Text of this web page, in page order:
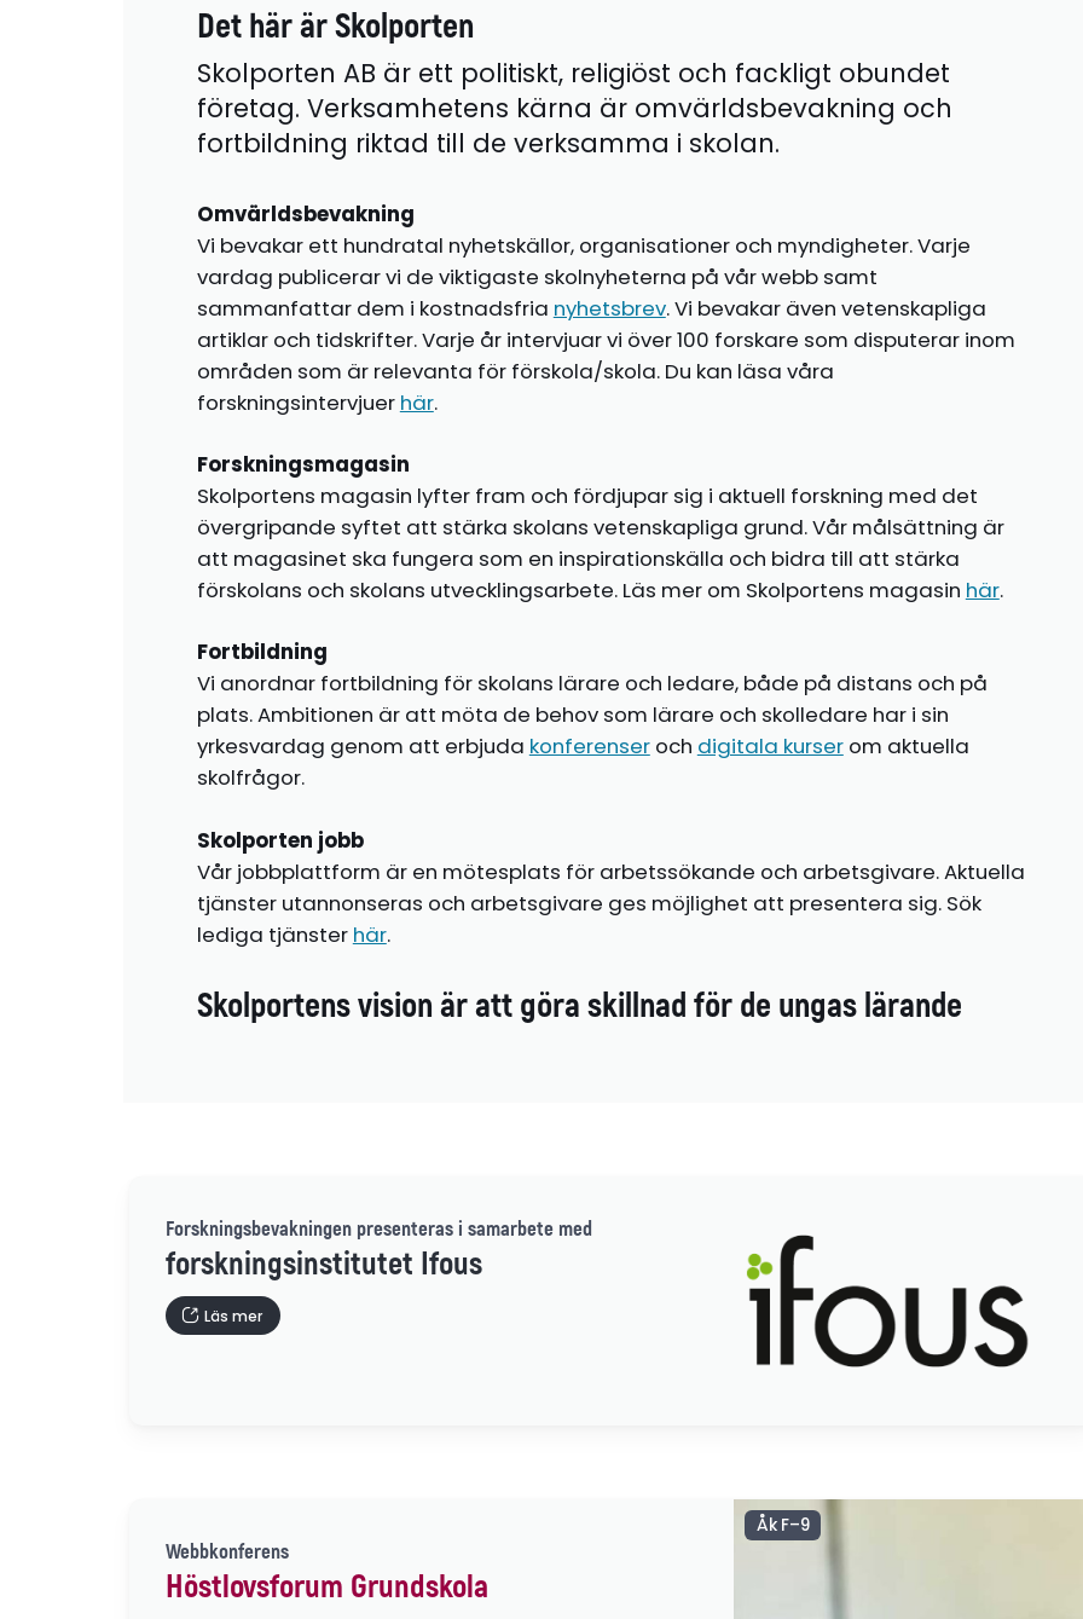
Det här är Skolporten
Skolporten AB är ett politiskt, religiöst och fackligt obundet
företag. Verksamhetens kärna är omvärldsbevakning och
fortbildning riktad till de verksamma i skolan.
Omvärldsbevakning
Vi bevakar ett hundratal nyhetskällor, organisationer och myndigheter. Varje
vardag publicerar vi de viktigaste skolnyheterna på vår webb samt
sammanfattar dem i kostnadsfria nyhetsbrev. Vi bevakar även vetenskapliga
artiklar och tidskrifter. Varje år intervjuar vi över 100 forskare som disputerar inom
områden som är relevanta för förskola/skola. Du kan läsa våra
forskningsintervjuer här.
Forskningsmagasin
Skolportens magasin lyfter fram och fördjupar sig i aktuell forskning med det
övergripande syftet att stärka skolans vetenskapliga grund. Vår målsättning är
att magasinet ska fungera som en inspirationskälla och bidra till att stärka
förskolans och skolans utvecklingsarbete. Läs mer om Skolportens magasin här.
Fortbildning
Vi anordnar fortbildning för skolans lärare och ledare, både på distans och på
plats. Ambitionen är att möta de behov som lärare och skolledare har i sin
yrkesvardag genom att erbjuda konferenseroch digitala kurserom aktuella
skolfrågor.
Skolporten jobb
Vår jobbplattform är en mötesplats för arbetssökande och arbetsgivare. Aktuella
tjänster utannonseras och arbetsgivare ges möjlighet att presentera sig. Sök
lediga tjänster här.
Skolportens vision är att göra skillnad för de ungas lärande
Forskningsbevakningen presenteras i samarbete med
forskningsinstitutet Ifous
Läs mer
Webbkonferens
Höstlovsforum Grundskola
Åk F–9